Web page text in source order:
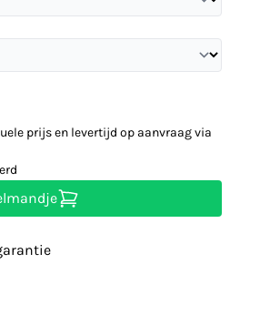
prijs en levertijd op aanvraag via